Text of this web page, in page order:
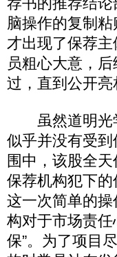
脑操作的复制
才出现了保荐主
员粗心大意，
过，直到公开
虽然道明光学
似乎并没有受
围中，该股全
保荐机构犯下
这一次简单的
构对于市场责
保”。为了项目